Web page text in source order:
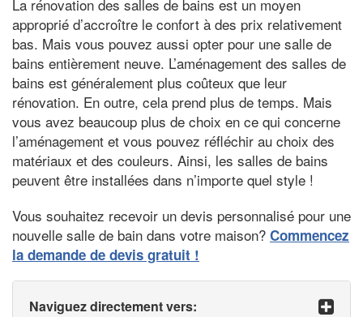
La rénovation des salles de bains est un moyen
approprié d’accroître le confort à des prix relativement
bas. Mais vous pouvez aussi opter pour une salle de
bains entièrement neuve. L’aménagement des salles de
bains est généralement plus coûteux que leur
rénovation. En outre, cela prend plus de temps. Mais
vous avez beaucoup plus de choix en ce qui concerne
l’aménagement et vous pouvez réfléchir au choix des
matériaux et des couleurs. Ainsi, les salles de bains
peuvent être installées dans n’importe quel style !
Vous souhaitez recevoir un devis personnalisé pour une
nouvelle salle de bain dans votre maison? Commencez
la demande de devis gratuit !
Naviguez directement vers: